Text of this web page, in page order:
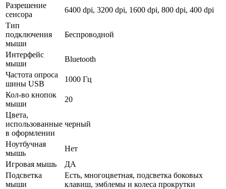
Разрешение
сенсора
6400 dpi, 3200 dpi, 1600 dpi, 800 dpi, 400 dpi
Тип
подключения
мыши
Беспроводной
Интерфейс
мыши
Bluetooth
Частота опроса
шины USB
1000 Гц
Кол-во кнопок
мыши
20
Цвета,
использованные
в оформлении
черный
Ноутбучная
мышь
Нет
Игровая мышь
ДА
Подсветка
мыши
Есть, многоцветная, подсветка боковых
клавиш, эмблемы и колеса прокрутки